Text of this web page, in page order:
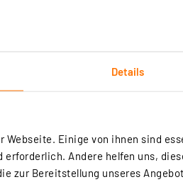
Details
Webseite. Einige von ihnen sind
Andere helfen uns,
zur Bereitstellung unseres